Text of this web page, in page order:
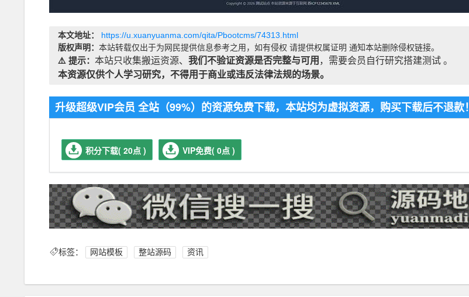
本文地址：
https://u.xuanyuanma.com/qita/Pbootcms/74313.html
版权声明： 本站转载仅出于为网民提供信息参考之用，如有侵权 请提供权属证明 通知本站删除侵权链接。
⚠️ 提示： 本站只收集搬运资源、 我们不验证资源是否完整与可用 ，需要会员自行研究搭建测试 。
本资源仅供个人学习研究，不得用于商业或违反法律法规的场景。
升级超级VIP会员 全站（99%）的资源免费下载，本站均为虚拟资源，购买下载后不退款！
积分下载( 20点 ) VIP免费( 0点 )
标签： 网站模板 整站源码 资讯